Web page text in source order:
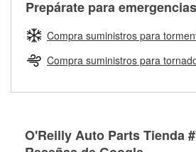
Herramientas de O'Reilly
pueden ser reutilizados, podemos
partes de reemplazo correctas para
Rectificación de tambores y discos de
averiada o determina los
adecuados para que te
Auto Parts tiene las mangueras y los
para reparar el sistema hidráulico de
agrícola o de construcción.
Más información acerca del servicio
Prepárate para emergencias
Compra suministros para
Compra suministros para
O'Reilly Auto Parts Tienda